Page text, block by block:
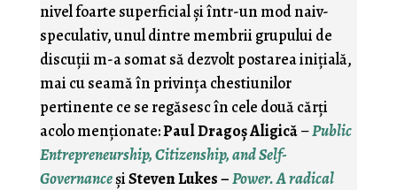
nivel foarte superficial şi într-un mod naiv-
speculativ, unul dintre membrii grupului de
discuţii m-a somat să dezvolt postarea iniţială,
mai cu seamă în privinţa chestiunilor
pertinente ce se regăsesc în cele două cărţi
acolo menţionate:Paul Dragoş Aligică–Public
Entrepreneurship, Citizenship, and Self-
GovernanceşiSteven Lukes –Power. A radical